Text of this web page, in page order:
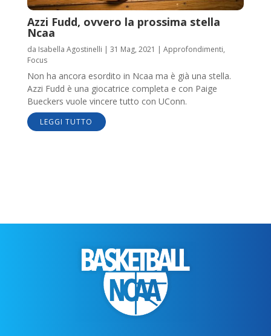
Azzi Fudd, ovvero la prossima stella
Ncaa
da Isabella Agostinelli | 31 Mag, 2021 | Approfondimenti,
Focus
Non ha ancora esordito in Ncaa ma è già una stella.
Azzi Fudd è una giocatrice completa e con Paige
Bueckers vuole vincere tutto con UConn.
LEGGI TUTTO